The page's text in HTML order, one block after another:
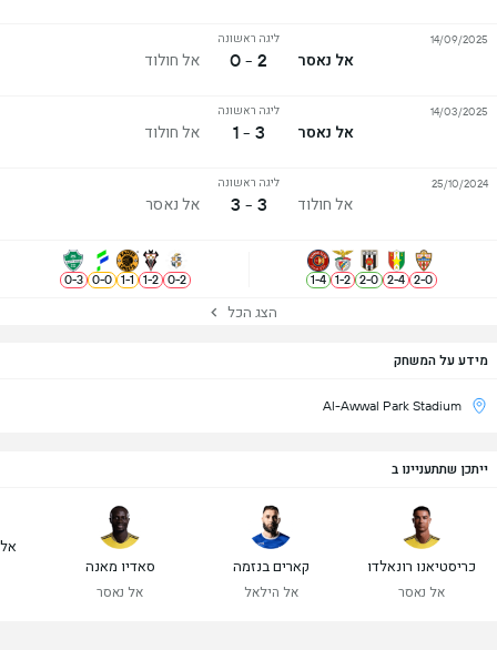
מידע על המשחק
Al-Awwal Park Stadium
אל נאסר
ליגה ראשונה
2 - 0 אל חולוד
14/09/2025
אל נאסר
ליגה ראשונה
3 - 1 אל חולוד
14/03/2025
אל חולוד
ליגה ראשונה
3 - 3 אל נאסר
25/10/2024
0
-
2
4
-
2
0
-
2
2
-
1
4
-
1
2
-
0
2
-
1
1
-
1
0
-
0
3
-
0
הצג הכל
ייתכן שתתעניינו ב
כריסטיאנו רונאלדו
אל נאסר
קארים בנזמה
אל הילאל
סאדיו מאנה
אל נאסר